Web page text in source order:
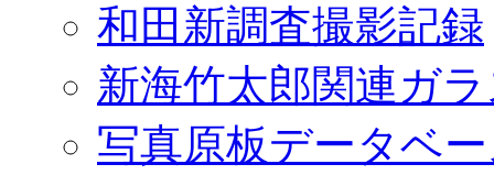
和田新調査撮影記録
新海竹太郎関連ガ
写真原板データベ